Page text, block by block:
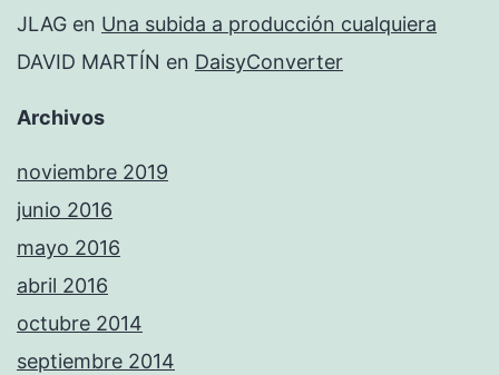
JLAG en Una subida a producción cualquiera
DAVID MARTÍN en DaisyConverter
Archivos
noviembre 2019
junio 2016
mayo 2016
abril 2016
octubre 2014
septiembre 2014